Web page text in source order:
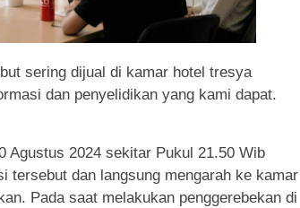
sering dijual di kamar hotel tresya
dan penyelidikan yang kami dapat.
Agustus 2024 sekitar Pukul 21.50 Wib
tersebut dan langsung mengarah ke kamar
Pada saat melakukan penggerebekan di